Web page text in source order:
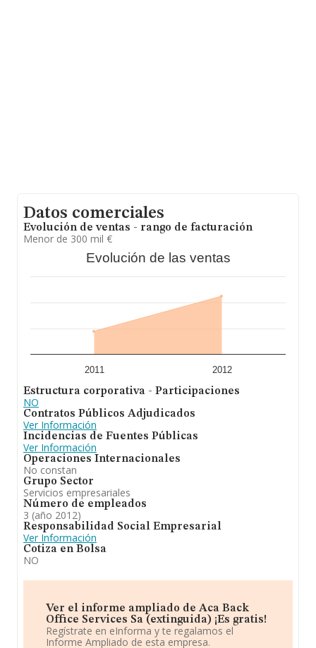
Datos comerciales
Evolución de ventas - rango de facturación
Menor de 300 mil €
Evolución de las ventas
2011 2012
Estructura corporativa - Participaciones
NO
Contratos Públicos Adjudicados
Ver Información
Incidencias de Fuentes Públicas
Ver Información
Operaciones Internacionales
No constan
Grupo Sector
Servicios empresariales
Número de empleados
3 (año 2012)
Responsabilidad Social Empresarial
Ver Información
Cotiza en Bolsa
NO
Ver el informe ampliado de Aca Back
Office Services Sa (extinguida) ¡Es gratis!
Regístrate en eInforma y te regalamos el
Informe Ampliado de esta empresa.